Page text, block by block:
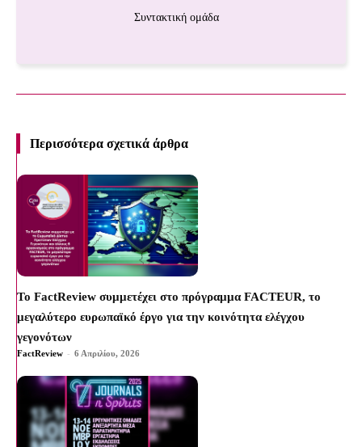
Συντακτική ομάδα
Περισσότερα σχετικά άρθρα
To FactReview συμμετέχει στο πρόγραμμα FACTEUR, το
μεγαλύτερο ευρωπαϊκό έργο για την κοινότητα ελέγχου
γεγονότων
FactReview - 6 Απριλίου, 2026